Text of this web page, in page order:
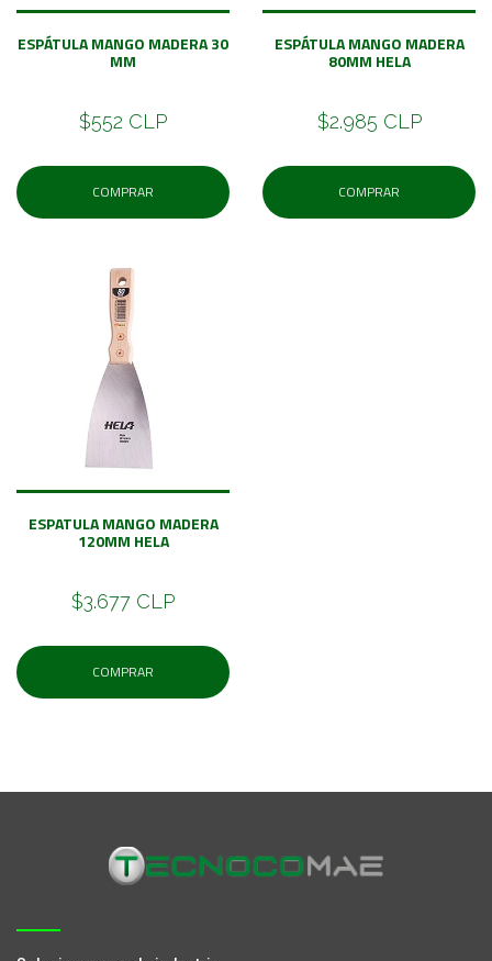
ESPÁTULA MANGO MADERA 30
MM
$552 CLP
COMPRAR
ESPÁTULA MANGO MADERA
80MM HELA
$2.985 CLP
COMPRAR
ESPATULA MANGO MADERA
120MM HELA
$3.677 CLP
COMPRAR